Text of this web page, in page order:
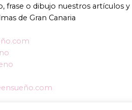
frase o dibujo nuestros artículos
de Gran Canaria